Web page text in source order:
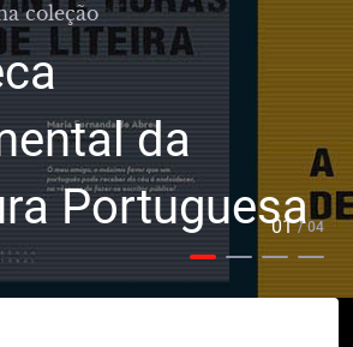
coleção
da
Portuguesa
01/ 04